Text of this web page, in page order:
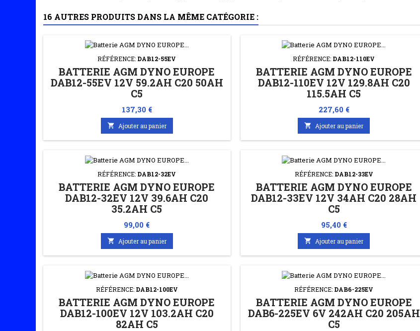
16 AUTRES PRODUITS DANS LA MÊME CATÉGORIE :
RÉFÉRENCE: DAB12-55EV
BATTERIE AGM DYNO EUROPE
DAB12-55EV 12V 59.2AH C20 50AH
C5
Prix
137,30 €
 Ajouter au panier
RÉFÉRENCE: DAB12-110EV
BATTERIE AGM DYNO EUROPE
DAB12-110EV 12V 129.8AH C20
115.5AH C5
Prix
227,60 €
 Ajouter au panier
RÉFÉRENCE: DAB12-32EV
BATTERIE AGM DYNO EUROPE
DAB12-32EV 12V 39.6AH C20
35.2AH C5
Prix
99,00 €
 Ajouter au panier
RÉFÉRENCE: DAB12-33EV
BATTERIE AGM DYNO EUROPE
DAB12-33EV 12V 34AH C20 28AH
C5
Prix
95,40 €
 Ajouter au panier
RÉFÉRENCE: DAB12-100EV
BATTERIE AGM DYNO EUROPE
DAB12-100EV 12V 103.2AH C20
82AH C5
RÉFÉRENCE: DAB6-225EV
BATTERIE AGM DYNO EUROPE
DAB6-225EV 6V 242AH C20 205AH
C5